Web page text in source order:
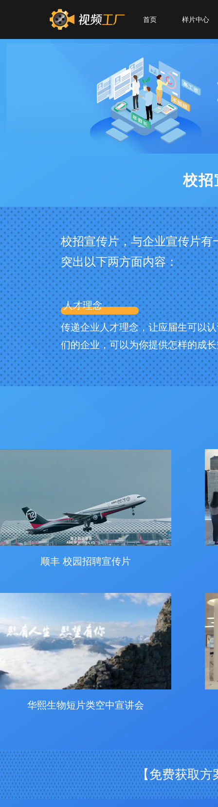
首页 样片中心
校招
校招宣传片，与企业宣传片
突出以下两方面内容：
人才理念
传递企业人才理念，让应届生可以
们的企业，可以为你提供怎样的成
顺丰 校园招聘宣传片
华熙生物短片类空中宣讲会
【免费获取方